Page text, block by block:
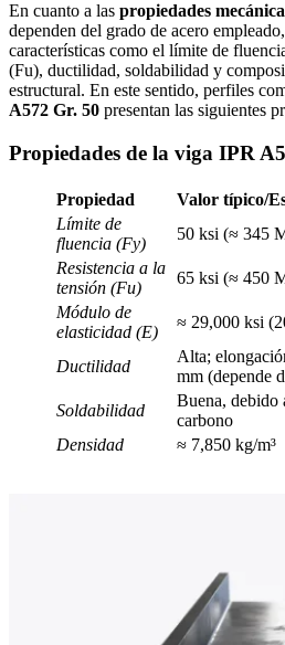
En cuanto a las propiedades
dependen del grado de acero
características como el límite de
(Fu), ductilidad, soldabilidad y
estructural. En este sentido, perfiles
A572 Gr. 50 presentan las siguientes
Propiedades de la viga IPR
Propiedad
Valor típico/
Límite de
fluencia (Fy)
50 ksi (≈ 345
Resistencia a la
tensión (Fu)
65 ksi (≈ 450
Módulo de
elasticidad (E)
≈ 29,000 ksi
Ductilidad
Alta;
mm (depende
Soldabilidad
Buena, debido
carbono
Densidad
≈ 7,850 kg/m³